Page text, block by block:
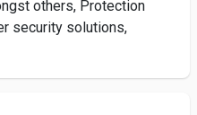
others, Protection
security solutions,